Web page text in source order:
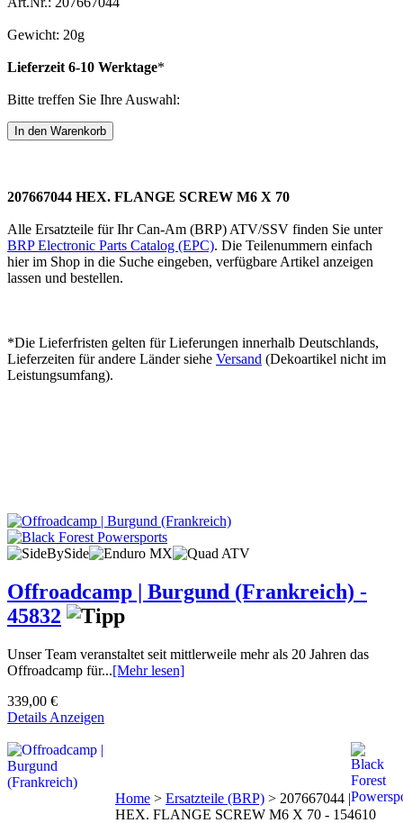
Gewicht: 20g
Lieferzeit 6-10 Werktage*
Bitte treffen Sie Ihre Auswahl:
207667044 HEX. FLANGE SCREW M6 X 70
Alle Ersatzteile für Ihr Can-Am (BRP) ATV/SSV finden Sie unter
BRP Electronic Parts Catalog (EPC). Die Teilenummern einfach
hier im Shop in die Suche eingeben, verfügbare Artikel anzeigen
lassen und bestellen.
*Die Lieferfristen gelten für Lieferungen innerhalb Deutschlands,
Lieferzeiten für andere Länder siehe Versand (Dekoartikel nicht im
Leistungsumfang).
Offroadcamp | Burgund (Frankreich) -
45832
Unser Team veranstaltet seit mittlerweile mehr als 20 Jahren das
Offroadcamp für...[Mehr lesen]
339,00 €
Details Anzeigen
Home > Ersatzteile (BRP) > 207667044 |
HEX. FLANGE SCREW M6 X 70 - 154610